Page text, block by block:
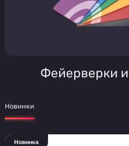
Фейерверки
Новинки
Новинка